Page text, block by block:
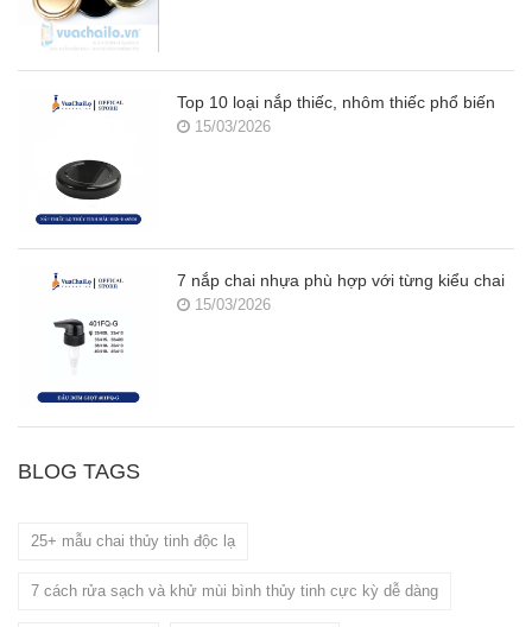
Top 10 loại nắp thiếc, nhôm thiếc phổ biến
15/03/2026
7 nắp chai nhựa phù hợp với từng kiểu chai
15/03/2026
BLOG TAGS
25+ mẫu chai thủy tinh độc lạ
7 cách rửa sạch và khử mùi bình thủy tinh cực kỳ dễ dàng